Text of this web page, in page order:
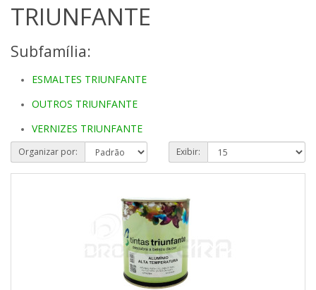
TRIUNFANTE
Subfamília:
ESMALTES TRIUNFANTE
OUTROS TRIUNFANTE
VERNIZES TRIUNFANTE
Organizar por: Exibir: